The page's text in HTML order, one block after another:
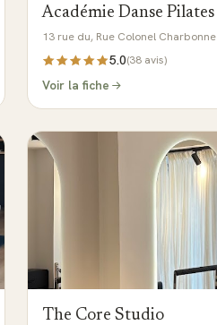
Académie Danse Pilates
13 rue du, Rue Colonel
5.0(38 avis)
Voir la fiche
The Core Studio